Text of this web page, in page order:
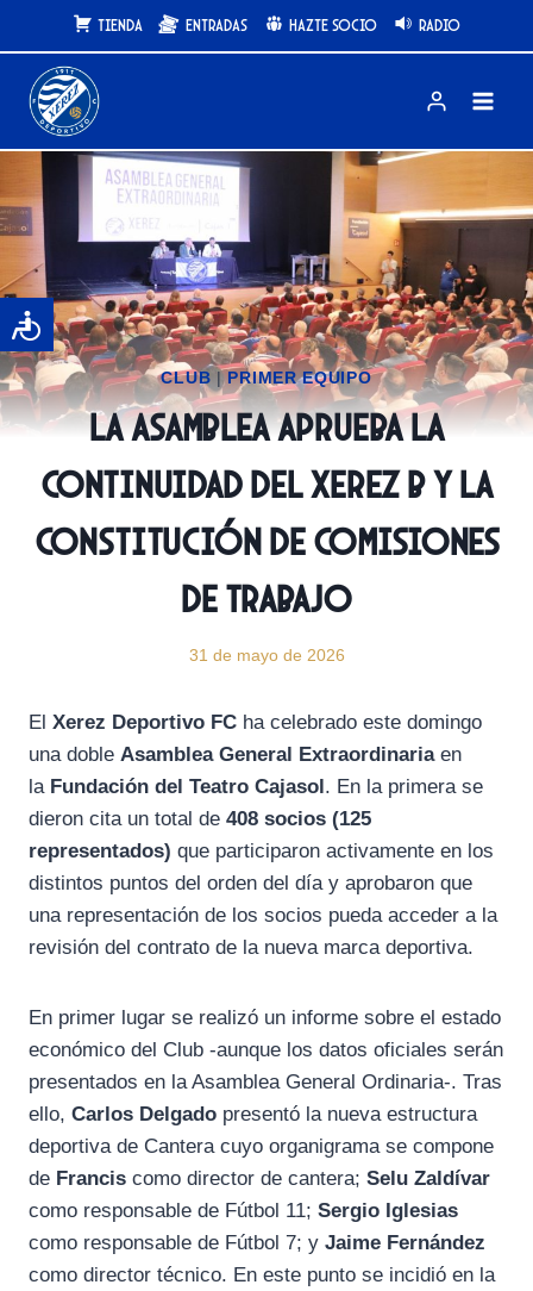
al
contenido
Tienda Entradas Hazte Socio Radio
CLUB |PRIMER EQUIPO
La Asamblea aprueba la
continuidad del Xerez B y la
constitución de comisiones
de trabajo
31 de mayo de 2026
El Xerez Deportivo FC ha celebrado este domingo
una doble Asamblea General Extraordinaria en
la Fundación del Teatro Cajasol . En la primera se
dieron cita un total de 408 socios (125
representados) que participaron activamente en los
distintos puntos del orden del día y aprobaron que
una representación de los socios pueda acceder a la
revisión del contrato de la nueva marca deportiva.
En primer lugar se realizó un informe sobre el estado
económico del Club -aunque los datos oficiales serán
presentados en la Asamblea General Ordinaria-. Tras
ello, Carlos Delgado presentó la nueva estructura
deportiva de Cantera cuyo organigrama se compone
de Francis como director de cantera; Selu Zaldívar
como responsable de Fútbol 11; Sergio Iglesias
como responsable de Fútbol 7; y Jaime Fernández
como director técnico. En este punto se incidió en la